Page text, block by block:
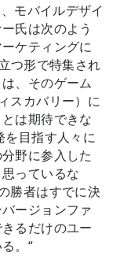
モバイルデザイ
氏は次のよう
ケティングに
つ形で特集され
、そのゲーム
スカバリー）に
は期待できな
を目指す人々に
野に参入した
っているな
勝者はすでに決
ージョンファ
るだけのユー
。“